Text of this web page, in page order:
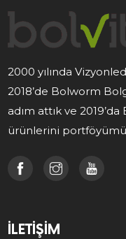
2000 yılında
2018’de Bolworm
adım attık ve
ürünlerini
İLETIŞIM